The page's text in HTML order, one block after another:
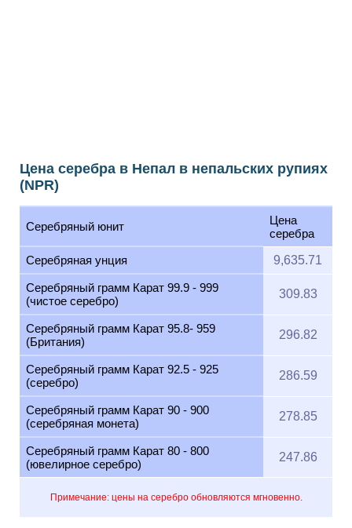
Цена серебра в Непал в непальских рупиях
(NPR)
Серебряный юнит
Цена
серебра
Примечание: цены на серебро обновляются мгновенно.
Серебряная унция 9,635.71
Серебряный грамм Карат 99.9 - 999
(чистое серебро)
309.83
Серебряный грамм Карат 95.8- 959
(Британия)
296.82
Серебряный грамм Карат 92.5 - 925
(серебро)
286.59
Серебряный грамм Карат 90 - 900
(серебряная монета)
278.85
Серебряный грамм Карат 80 - 800
(ювелирное серебро)
247.86